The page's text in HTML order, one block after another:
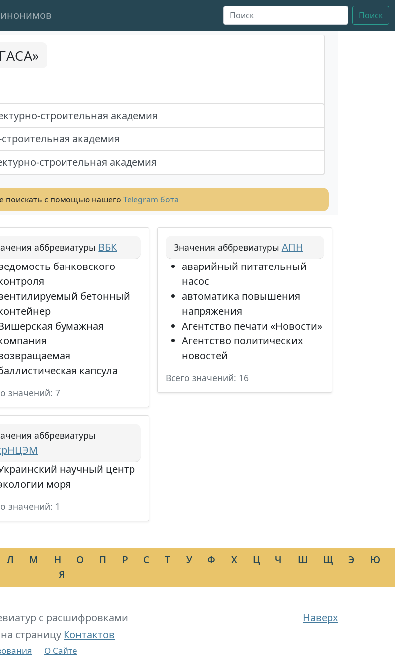
Поиск
строительная академия
академия
строительная академия
поискать с помощью нашего Telegram бота
аббревиатуры ВБК
банковского
бетонный
бумажная
капсула
значений: 7
Значения аббревиатуры АПН
аварийный питательный
насос
автоматика повышения
напряжения
Агентство печати «Новости»
Агентство политических
новостей
Всего значений: 16
аббревиатуры
научный центр
моря
значений: 1
Л М Н О П Р С Т У Ф Х Ц Ч Ш Щ Э
Ю
Я
Наверх
с расшифровками
страницу Контактов
О Сайте